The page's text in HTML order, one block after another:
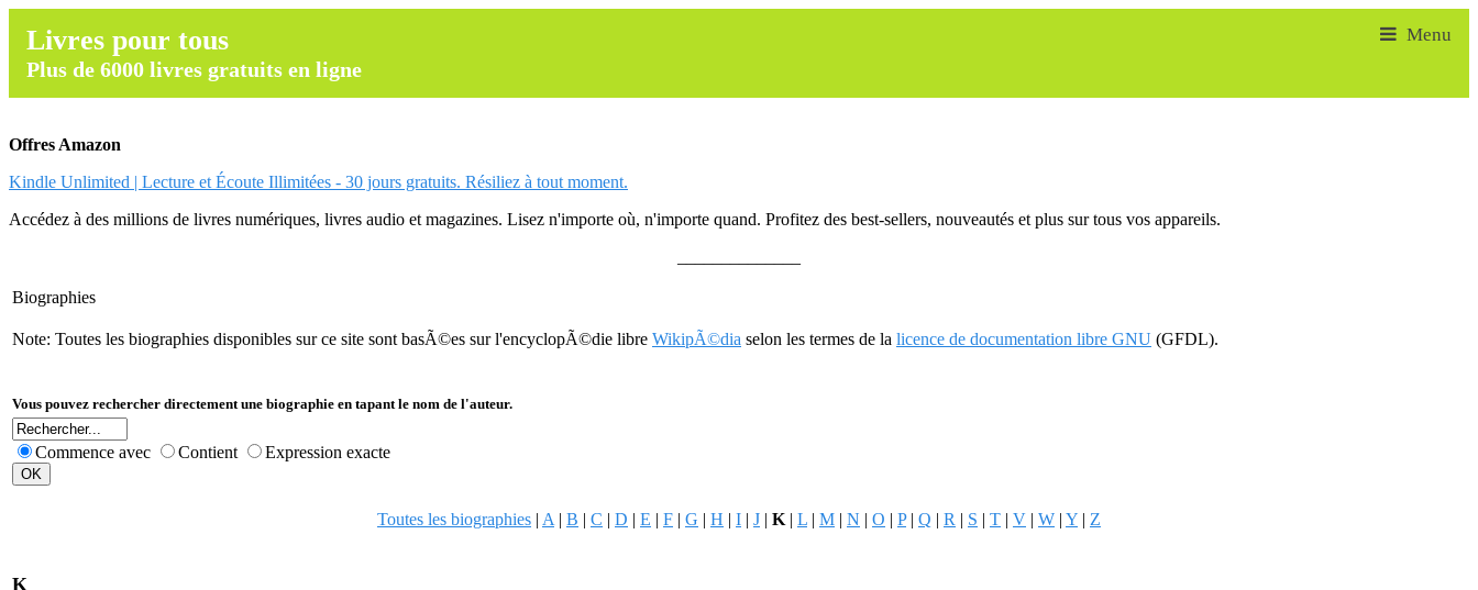
Livres pour tous
Plus de 6000 livres gratuits en ligne
Offres Amazon
Kindle Unlimited | Lecture et Écoute Illimitées - 30 jours gratuits. Résiliez à tout moment.
Accédez à des millions de livres numériques, livres audio et magazines. Lisez n'importe où, n'importe quand. Profitez des best-sellers, nouveautés et plus sur tous vos appareils.
Biographies
Note: Toutes les biographies disponibles sur ce site sont basÃ©es sur l'encyclopÃ©die libre WikipÃ©dia selon les termes de la licence de documentation libre GNU (GFDL).
Vous pouvez rechercher directement une biographie en tapant le nom de l'auteur.
Commence avec Contient Expression exacte
Toutes les biographies | A | B | C | D | E | F | G | H | I | J | K | L | M | N | O | P| Q | R | S | T | V | W | Y | Z
K